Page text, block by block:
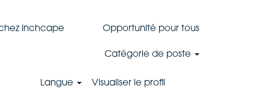
Inchcape Opportunité pour tous
Catégorie de poste
Langue Visualiser le profil